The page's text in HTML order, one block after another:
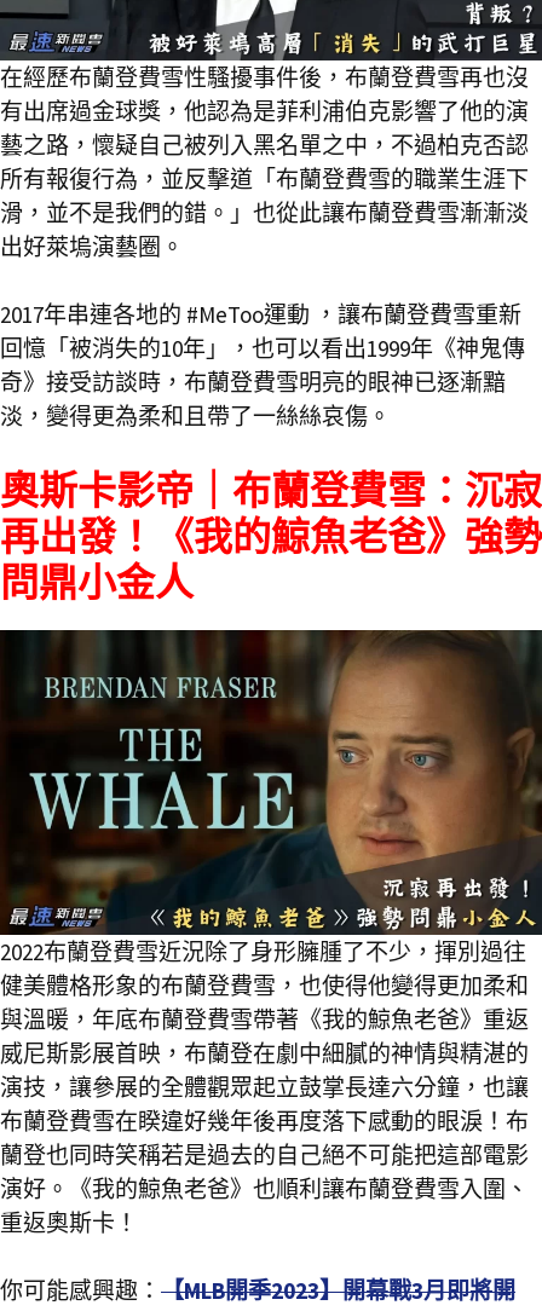
在經歷布蘭登費雪性騷擾事件後，布蘭登費雪再也沒
有出席過金球獎，他認為是菲利浦伯克影響了他的演
藝之路，懷疑自己被列入黑名單之中，不過柏克否認
所有報復行為，並反擊道「布蘭登費雪的職業生涯下
滑，並不是我們的錯。」也從此讓布蘭登費雪漸漸淡
出好萊塢演藝圈。
2017年串連各地的 #MeToo運動 ，讓布蘭登費雪重新
回憶「被消失的10年」，也可以看出1999年《神鬼傳
奇》接受訪談時，布蘭登費雪明亮的眼神已逐漸黯
淡，變得更為柔和且帶了一絲絲哀傷。
奧斯卡影帝｜布蘭登費雪：沉寂
再出發！《我的鯨魚老爸》強勢
問鼎小金人
2022布蘭登費雪近況除了身形臃腫了不少，揮別過往
健美體格形象的布蘭登費雪，也使得他變得更加柔和
與溫暖，年底布蘭登費雪帶著《我的鯨魚老爸》重返
威尼斯影展首映，布蘭登在劇中細膩的神情與精湛的
演技，讓參展的全體觀眾起立鼓掌長達六分鐘，也讓
布蘭登費雪在睽違好幾年後再度落下感動的眼淚！布
蘭登也同時笑稱若是過去的自己絕不可能把這部電影
演好。《我的鯨魚老爸》也順利讓布蘭登費雪入圍、
重返奧斯卡！
你可能感興趣： 【MLB開季2023】開幕戰3月即將開